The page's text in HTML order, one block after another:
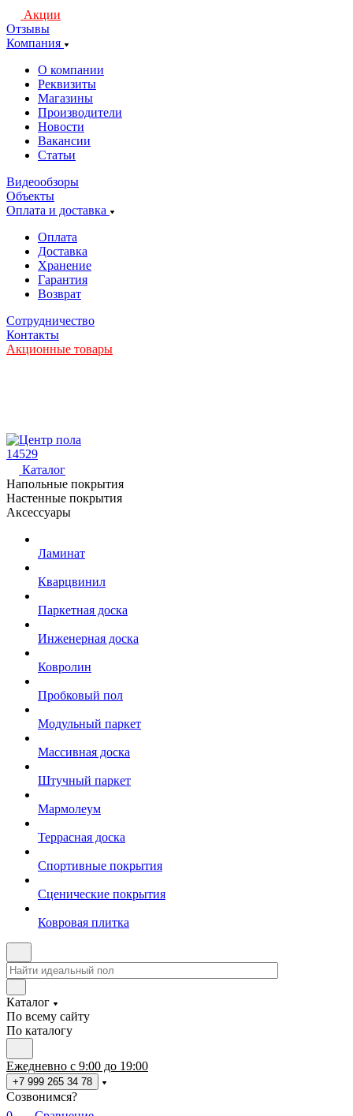
Акции
Отзывы
Компания
О компании
Реквизиты
Магазины
Производители
Новости
Вакансии
Статьи
Видеообзоры
Объекты
Оплата и доставка
Оплата
Доставка
Хранение
Гарантия
Возврат
Сотрудничество
Контакты
Акционные товары
14529
Каталог
Напольные покрытия
Настенные покрытия
Аксессуары
Ламинат
Кварцвинил
Паркетная доска
Инженерная доска
Ковролин
Пробковый пол
Модульный паркет
Массивная доска
Штучный паркет
Мармолеум
Террасная доска
Спортивные покрытия
Сценические покрытия
Ковровая плитка
Каталог
По всему сайту
По каталогу
Ежедневно с 9:00 до 19:00
+7 999 265 34 78
Созвонимся?